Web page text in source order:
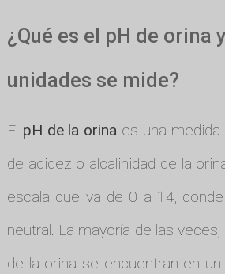
¿Qué es el pH de orina
unidades se mide?
El pH de la orina es una medida
de acidez o alcalinidad de la
escala que va de 0 a 14,
neutral. La mayoría de las
de la orina se encuentran en